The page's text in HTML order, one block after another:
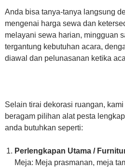
Anda bisa tanya-tanya langsung
mengenai harga sewa dan
melayani sewa harian, mingguan
tergantung kebutuhan acara,
diawal dan pelunasanan ketika
Selain tirai dekorasi ruangan,
beragam pilihan alat pesta
anda butuhkan seperti:
Perlengkapan Utama /
Meja: Meja prasmanan, meja